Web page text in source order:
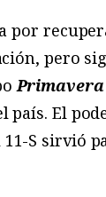
por
pero
El
S sirvió